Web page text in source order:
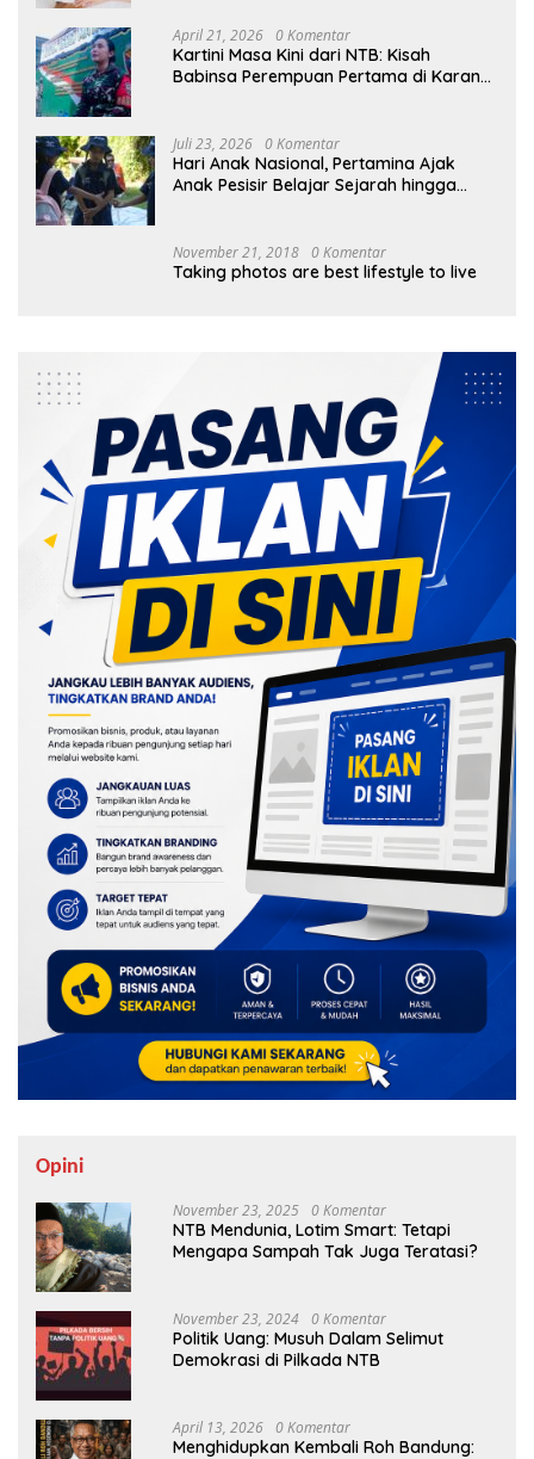
April 21, 2026 0 Komentar
Kartini Masa Kini dari NTB: Kisah
Babinsa Perempuan Pertama di Karang
Juli 23, 2026 0 Komentar
Hari Anak Nasional, Pertamina Ajak
Anak Pesisir Belajar Sejarah hingga
November 21, 2018 0 Komentar
Taking photos are best lifestyle to live
Opini
November 23, 2025 0 Komentar
NTB Mendunia, Lotim Smart: Tetapi
Mengapa Sampah Tak Juga Teratasi?
November 23, 2024 0 Komentar
Politik Uang: Musuh Dalam Selimut
Demokrasi di Pilkada NTB
April 13, 2026 0 Komentar
Menghidupkan Kembali Roh Bandung: